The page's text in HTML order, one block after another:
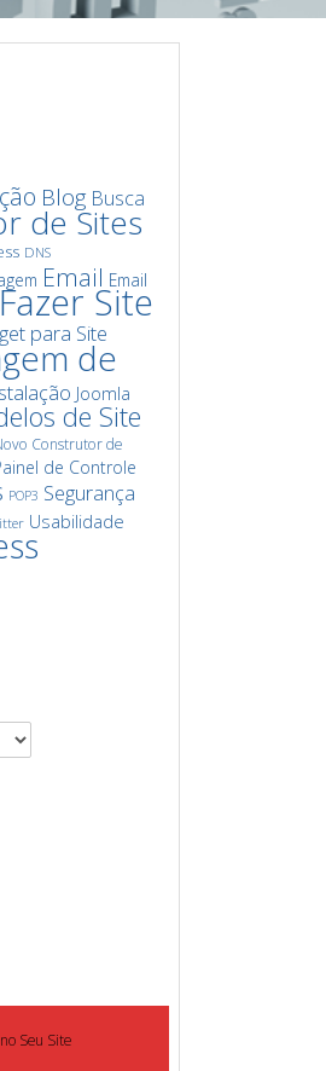
Blog Busca
de Sites
DNS
Email Email
Fazer Site
para Site
de
Joomla
de Site
Construtor de
de Controle
POP3 Segurança
Usabilidade
Seu Site